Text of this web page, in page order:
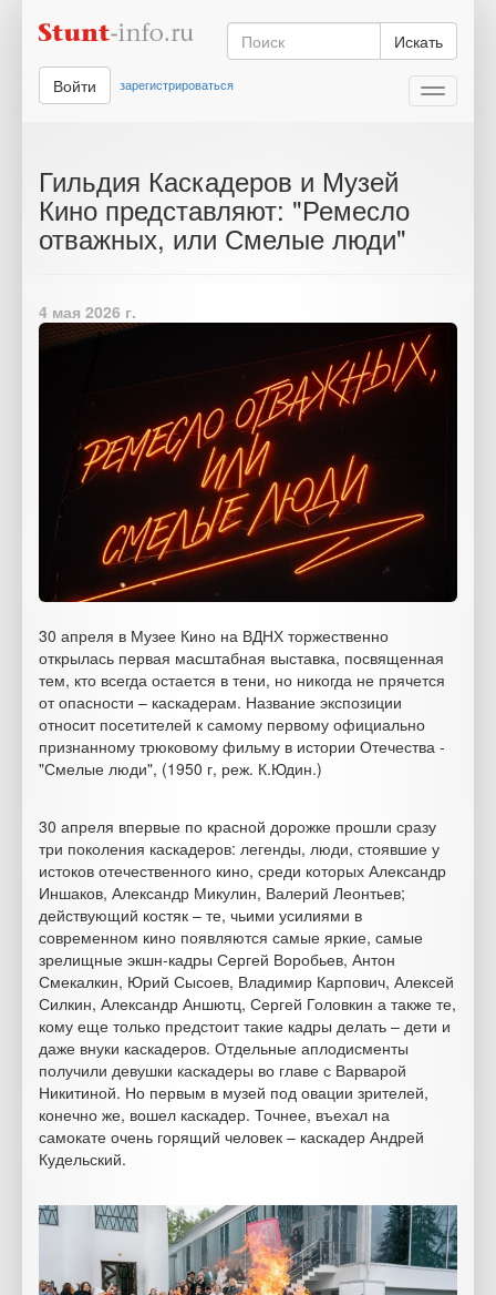
Искать
Toggle
Войти зарегистрироваться
Гильдия Каскадеров и Музей
Кино представляют: "Ремесло
отважных, или Смелые люди"
4 мая 2026 г.
30 апреля в Музее Кино на ВДНХ торжественно
открылась первая масштабная выставка, посвященная
тем, кто всегда остается в тени, но никогда не прячется
от опасности – каскадерам. Название экспозиции
относит посетителей к самому первому официально
признанному трюковому фильму в истории Отечества -
"Смелые люди", (1950 г, реж. К.Юдин.)
30 апреля впервые по красной дорожке прошли сразу
три поколения каскадеров: легенды, люди, стоявшие у
истоков отечественного кино, среди которых Александр
Иншаков, Александр Микулин, Валерий Леонтьев;
действующий костяк – те, чьими усилиями в
современном кино появляются самые яркие, самые
зрелищные экшн-кадры Сергей Воробьев, Антон
Смекалкин, Юрий Сысоев, Владимир Карпович, Алексей
Силкин, Александр Аншютц, Сергей Головкин а также те,
кому еще только предстоит такие кадры делать – дети и
даже внуки каскадеров. Отдельные аплодисменты
получили девушки каскадеры во главе с Варварой
Никитиной. Но первым в музей под овации зрителей,
конечно же, вошел каскадер. Точнее, въехал на
самокате очень горящий человек – каскадер Андрей
Кудельский.